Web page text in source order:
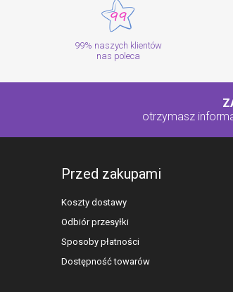
99% naszych klientów
nas poleca
otrzymasz
Przed zakupami
Koszty dostawy
Odbiór przesyłki
Sposoby płatności
Dostępność towarów